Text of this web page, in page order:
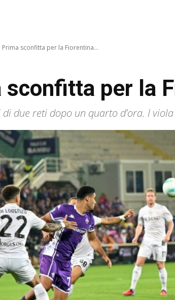
Prima sconfitta per la Fiorentina...
sconfitta per la
due reti dopo un quarto d’ora. I